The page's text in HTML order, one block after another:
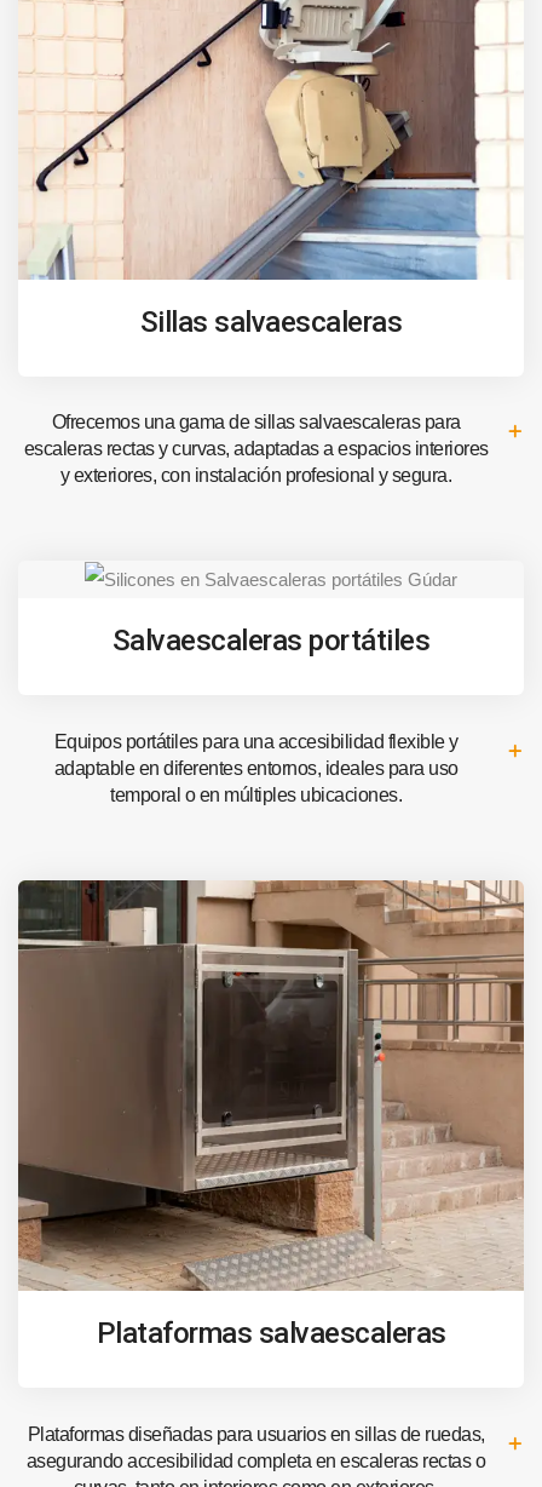
Sillas salvaescaleras
Ofrecemos una gama de sillas salvaescaleras para
escaleras rectas y curvas, adaptadas a espacios interiores
y exteriores, con instalación profesional y segura.
Salvaescaleras portátiles
Equipos portátiles para una accesibilidad flexible y
adaptable en diferentes entornos, ideales para uso
temporal o en múltiples ubicaciones.
Plataformas salvaescaleras
Plataformas diseñadas para usuarios en sillas de ruedas,
asegurando accesibilidad completa en escaleras rectas o